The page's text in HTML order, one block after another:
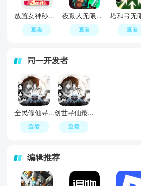
放置女神秒杀无敌版破解版
查看
夜勤人无限金币破解版
查看 查看
同一开发者
全民修仙寻仙2手游最新版
查看
创世寻仙最新版本中文版
查看
编辑推荐